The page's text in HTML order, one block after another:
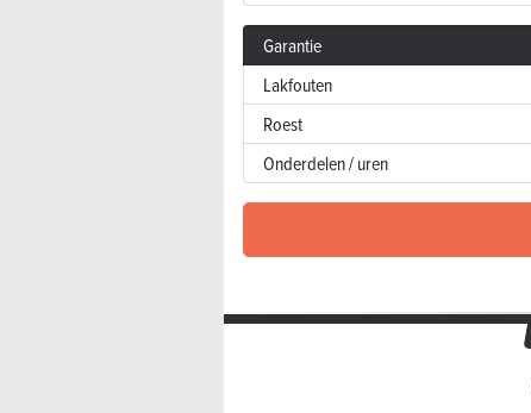
Garantie
Lakfouten
Roest
Onderdelen / uren